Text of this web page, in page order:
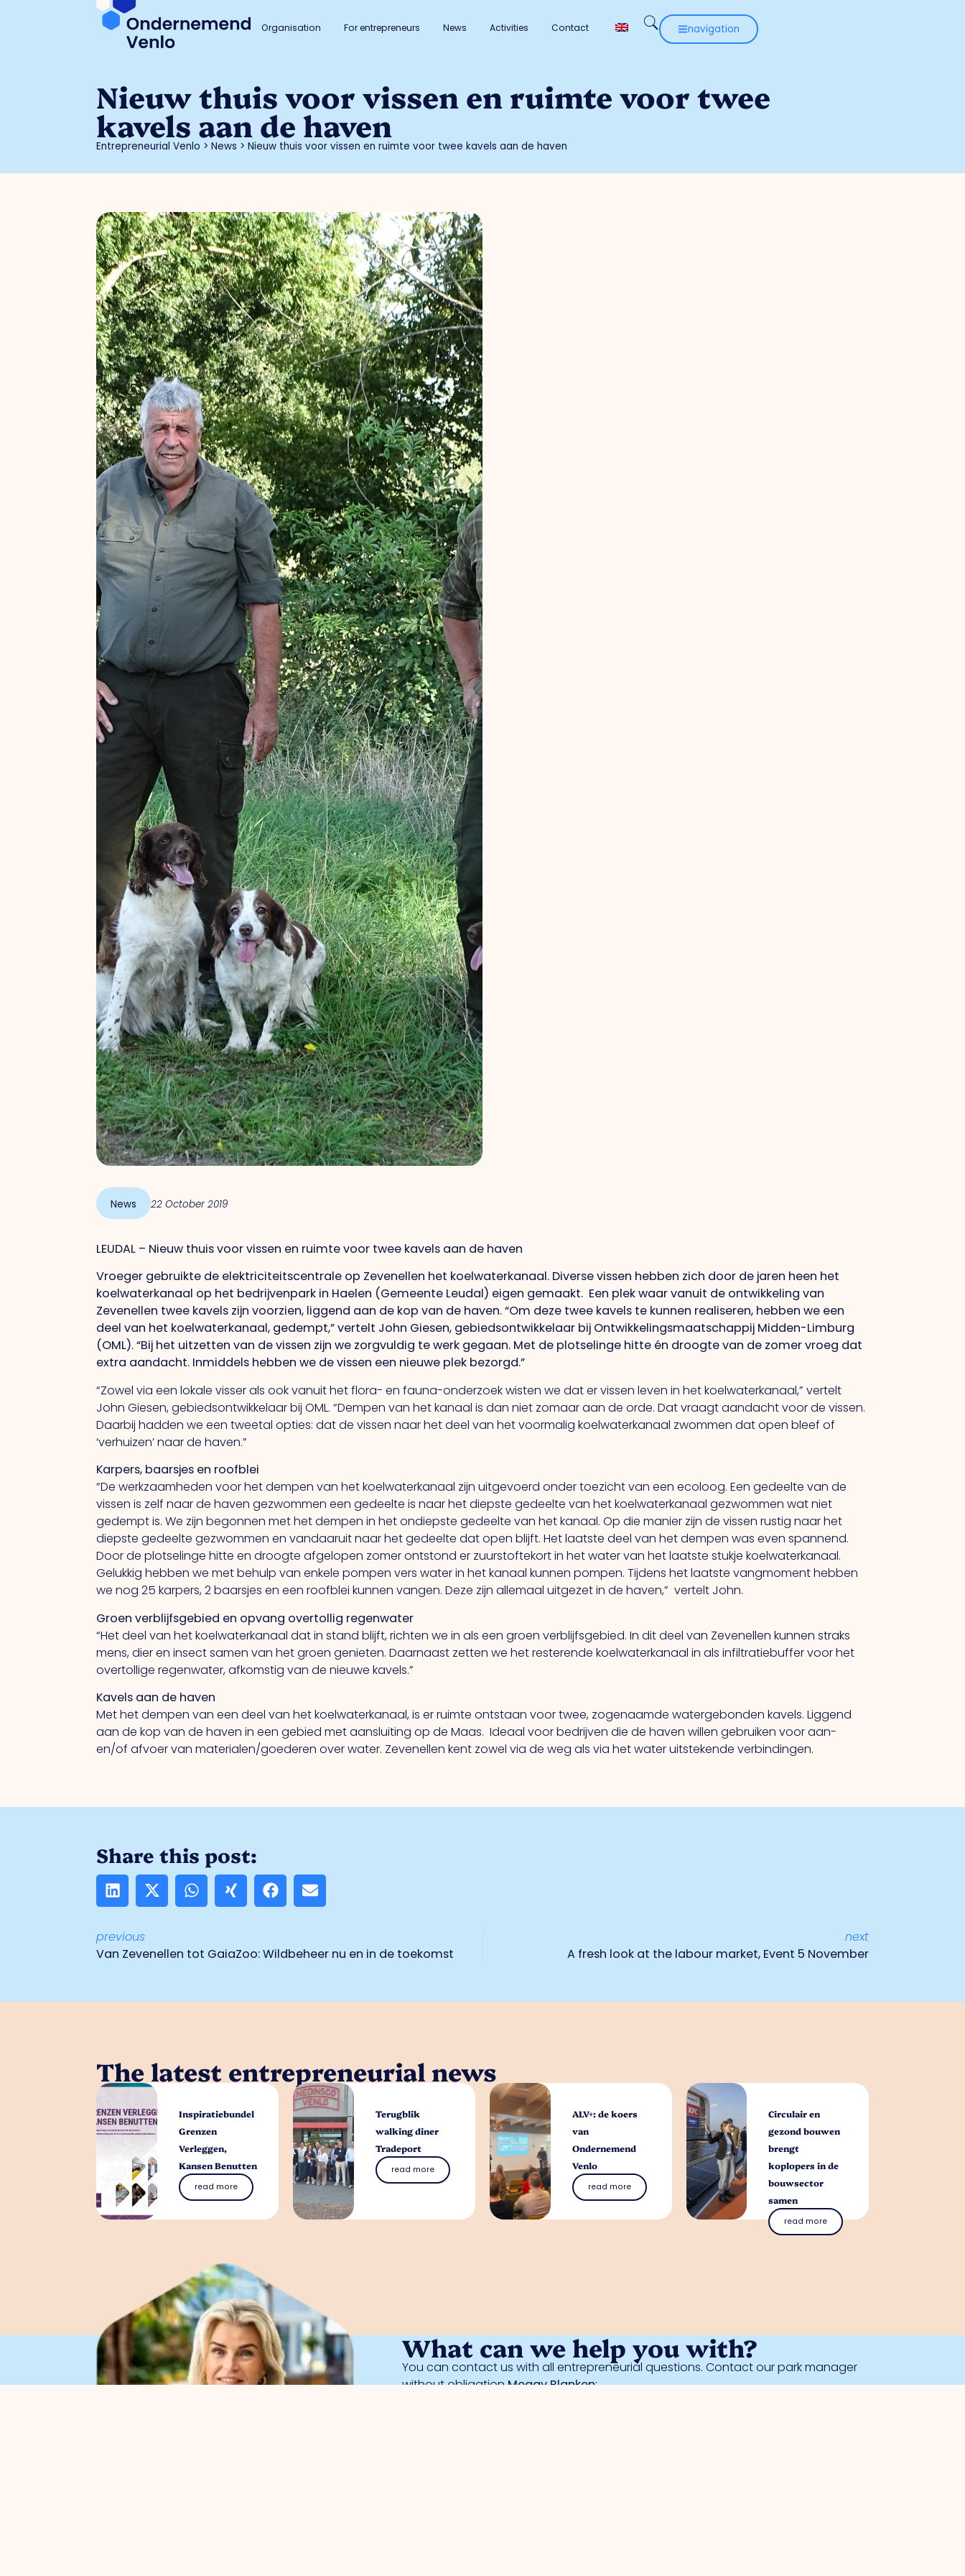
Organisation For entrepreneurs News Activities Contact navigation
Nieuw thuis voor vissen en ruimte voor twee
kavels aan de haven
Entrepreneurial Venlo >News >Nieuw thuis voor vissen en ruimte voor twee kavels aan de haven
News 22 October 2019
LEUDAL – Nieuw thuis voor vissen en ruimte voor twee kavels aan de haven
Vroeger gebruikte de elektriciteitscentrale op Zevenellen het koelwaterkanaal. Diverse vissen hebben zich door de jaren heen het
koelwaterkanaal op het bedrijvenpark in Haelen (Gemeente Leudal) eigen gemaakt. Een plek waar vanuit de ontwikkeling van
Zevenellen twee kavels zijn voorzien, liggend aan de kop van de haven. “Om deze twee kavels te kunnen realiseren, hebben we een
deel van het koelwaterkanaal, gedempt,” vertelt John Giesen, gebiedsontwikkelaar bij Ontwikkelingsmaatschappij Midden-Limburg
(OML). “Bij het uitzetten van de vissen zijn we zorgvuldig te werk gegaan. Met de plotselinge hitte én droogte van de zomer vroeg dat
extra aandacht. Inmiddels hebben we de vissen een nieuwe plek bezorgd.”
“Zowel via een lokale visser als ook vanuit het flora- en fauna-onderzoek wisten we dat er vissen leven in het koelwaterkanaal,” vertelt
John Giesen, gebiedsontwikkelaar bij OML. “Dempen van het kanaal is dan niet zomaar aan de orde. Dat vraagt aandacht voor de vissen.
Daarbij hadden we een tweetal opties: dat de vissen naar het deel van het voormalig koelwaterkanaal zwommen dat open bleef of
‘verhuizen’ naar de haven.”
Karpers, baarsjes en roofblei
“De werkzaamheden voor het dempen van het koelwaterkanaal zijn uitgevoerd onder toezicht van een ecoloog. Een gedeelte van de
vissen is zelf naar de haven gezwommen een gedeelte is naar het diepste gedeelte van het koelwaterkanaal gezwommen wat niet
gedempt is. We zijn begonnen met het dempen in het ondiepste gedeelte van het kanaal. Op die manier zijn de vissen rustig naar het
diepste gedeelte gezwommen en vandaaruit naar het gedeelte dat open blijft. Het laatste deel van het dempen was even spannend.
Door de plotselinge hitte en droogte afgelopen zomer ontstond er zuurstoftekort in het water van het laatste stukje koelwaterkanaal.
Gelukkig hebben we met behulp van enkele pompen vers water in het kanaal kunnen pompen. Tijdens het laatste vangmoment hebben
we nog 25 karpers, 2 baarsjes en een roofblei kunnen vangen. Deze zijn allemaal uitgezet in de haven,” vertelt John.
Groen verblijfsgebied en opvang overtollig regenwater
“Het deel van het koelwaterkanaal dat in stand blijft, richten we in als een groen verblijfsgebied. In dit deel van Zevenellen kunnen straks
mens, dier en insect samen van het groen genieten. Daarnaast zetten we het resterende koelwaterkanaal in als infiltratiebuffer voor het
overtollige regenwater, afkomstig van de nieuwe kavels.”
Kavels aan de haven
Met het dempen van een deel van het koelwaterkanaal, is er ruimte ontstaan voor twee, zogenaamde watergebonden kavels. Liggend
aan de kop van de haven in een gebied met aansluiting op de Maas. Ideaal voor bedrijven die de haven willen gebruiken voor aan-
en/of afvoer van materialen/goederen over water. Zevenellen kent zowel via de weg als via het water uitstekende verbindingen.
Share this post:
previous
Van Zevenellen tot GaiaZoo: Wildbeheer nu en in de toekomst
next
A fresh look at the labour market, Event 5 November
The latest entrepreneurial news
Inspiratiebundel
Grenzen
Verleggen,
Kansen Benutten
read more
Terugblik
walking diner
Tradeport
read more
ALV+: de koers
van
Ondernemend
Venlo
read more
Circulair en
gezond bouwen
brengt
koplopers in de
bouwsector
samen
read more
What can we help you with?
You can contact us with all entrepreneurial questions. Contact our park manager
without obligationMeggy Blanken: